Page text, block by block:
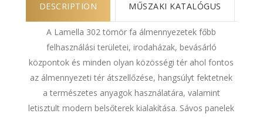
DESCRIPTION MŰSZAKI KATALÓGUS
A Lamella 302 tömör fa álmennyezetek főbb
felhasználási területei, irodaházak, bevásárló
központok és minden olyan közösségi tér ahol fontos
az álmennyezeti tér átszellőzése, hangsúlyt fektetnek
a természetes anyagok használatára, valamint
letisztult modern belsőterek kialakítása. Sávos panelek